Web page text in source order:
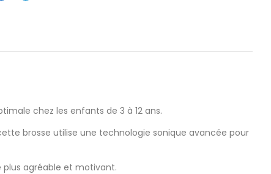
chez les enfants de 3 à 12 ans.
brosse utilise une technologie sonique avancée pour
plus agréable et motivant.